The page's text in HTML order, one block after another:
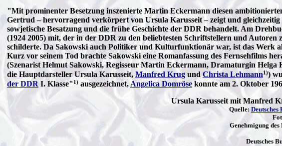
"Mit prominenter Besetzung inszenierte Martin Eckermann diesen
Gertrud – hervorragend verkörpert von Ursula Karusseit – zeigt und
sowjetische Besatzung und die frühe Geschichte der DDR behandelt. Am
(1924 2005) mit, der in der DDR zu den beliebtesten Schriftstellern und Autoren
schilderte. Da Sakowski auch Politiker und Kulturfunktionär war, ist das Werk
Kurz vor seinem Tod brachte Sakowski eine Romanfassung des Fernsehfilms
(Szenarist Helmut Sakowski, Regisseur Martin Eckermann, Dramaturgin
die Hauptdarsteller Ursula Karusseit, Manfred Krug undChrista Lehmann1))
der DDR I. Klasse" 1) ausgezeichnet, Angelica Domröse konnte am 2. Oktober
Ursula Karusseit mit Manfred
Quelle: Deutsches
Genehmigung
Deutsches